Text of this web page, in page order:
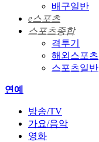
배구일반
e스포츠
스포츠종합
격투기
해외스포츠
스포츠일반
연예
방송/TV
가요/음악
영화